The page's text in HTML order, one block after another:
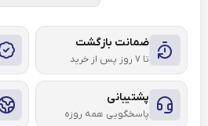
ضمانت بازگشت
تا ۷ روز پس از خرید
پشتیبانی
پاسخگویی همه روزه